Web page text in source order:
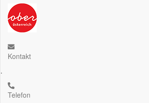
Kontakt
.
Telefon